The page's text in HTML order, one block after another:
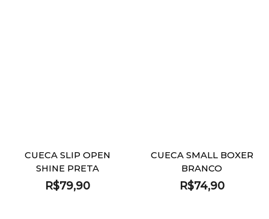
CUECA SLIP OPEN
SHINE PRETA
R$79,90
CUECA SMALL BOXER
BRANCO
R$74,90